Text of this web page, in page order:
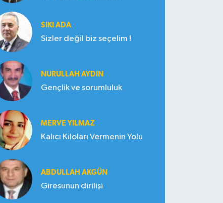
SIKI ADA
Sizler değil biz seçelim !
NURULLAH AYDIN
Gençlik ve sorumluluk
MERVE YILMAZ
Kalıcı Kiloları Vermenin Yolu
ABDULLAH AKGÜN
Giresunun dirilişi